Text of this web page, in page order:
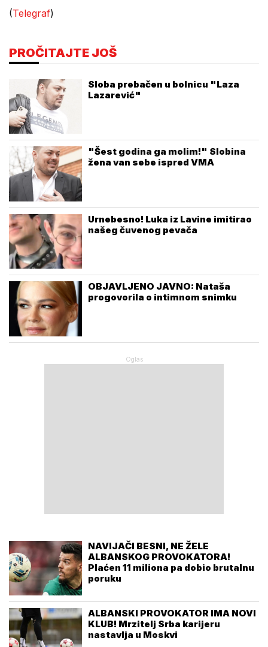
(Telegraf)
PROČITAJTE JOŠ
Sloba prebačen u bolnicu "Laza
Lazarević"
"Šest godina ga molim!" Slobina
žena van sebe ispred VMA
Urnebesno! Luka iz Lavine imitirao
našeg čuvenog pevača
OBJAVLJENO JAVNO: Nataša
progovorila o intimnom snimku
NAVIJAČI BESNI, NE ŽELE
ALBANSKOG PROVOKATORA!
Plaćen 11 miliona pa dobio brutalnu
poruku
ALBANSKI PROVOKATOR IMA NOVI
KLUB! Mrzitelj Srba karijeru
nastavlja u Moskvi